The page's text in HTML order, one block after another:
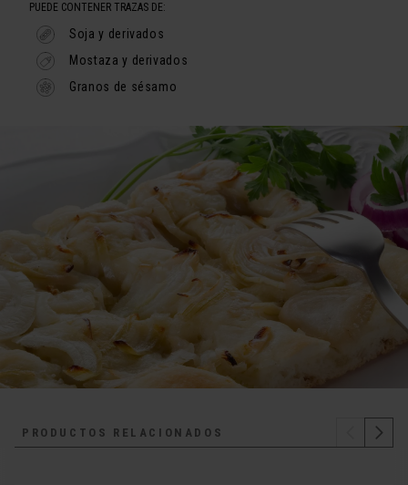
PUEDE CONTENER TRAZAS DE:
Soja y derivados
Mostaza y derivados
Granos de sésamo
PRODUCTOS RELACIONADOS